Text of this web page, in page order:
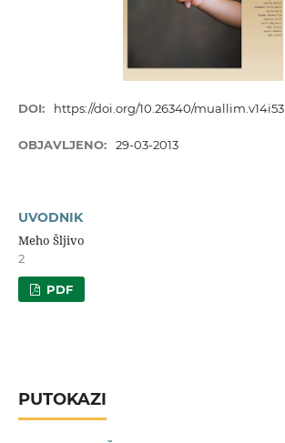
DOI: https://doi.org/10.26340/muallim.v14i53
OBJAVLJENO: 29-03-2013
UVODNIK
Meho Šljivo
2
PDF
PUTOKAZI